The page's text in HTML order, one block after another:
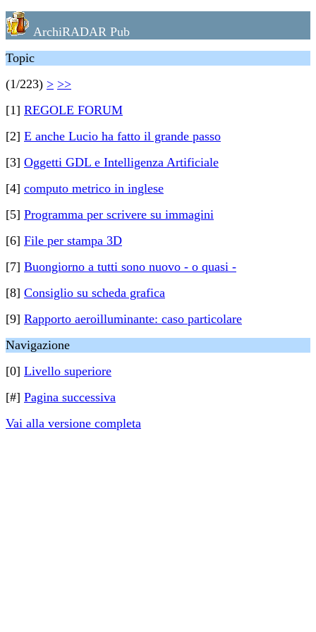
ArchiRADAR Pub
Topic
(1/223) > >>
[1] REGOLE FORUM
[2] E anche Lucio ha fatto il grande passo
[3] Oggetti GDL e Intelligenza Artificiale
[4] computo metrico in inglese
[5] Programma per scrivere su immagini
[6] File per stampa 3D
[7] Buongiorno a tutti sono nuovo - o quasi -
[8] Consiglio su scheda grafica
[9] Rapporto aeroilluminante: caso particolare
Navigazione
[0] Livello superiore
[#] Pagina successiva
Vai alla versione completa